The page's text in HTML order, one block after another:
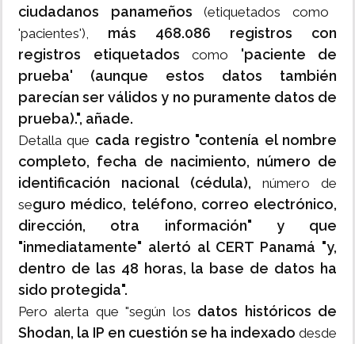
ciudadanos panameños (etiquetados como
'pacientes'), más 468.086 registros con
registros etiquetados como 'paciente de
prueba' (aunque estos datos también
parecían ser válidos y no puramente datos de
prueba).", añade.
Detalla que cada registro "contenía el nombre
completo, fecha de nacimiento, número de
identificación nacional (cédula), número de
seguro médico, teléfono, correo electrónico,
dirección, otra información" y que
"inmediatamente" alertó al CERT Panamá "y,
dentro de las 48 horas, la base de datos ha
sido protegida".
Pero alerta que "según los datos históricos de
Shodan, la IP en cuestión se ha indexado desde